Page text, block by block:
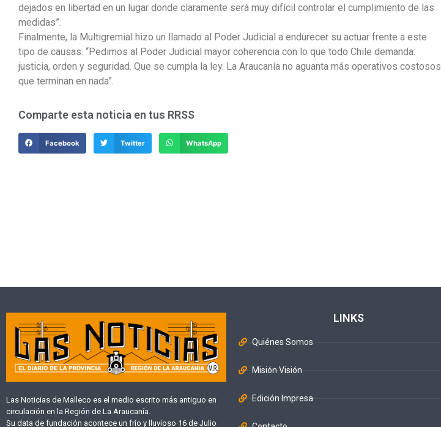
dejados en libertad en un lugar donde claramente será muy difícil controlar el cumplimiento de las
medidas”.
Finalmente, la Multigremial hizo un llamado al Poder Judicial a endurecer su actuar frente a este
tipo de causas. “Pedimos al Poder Judicial mayor coherencia con lo que todo Chile demanda:
justicia, orden y seguridad. Que se cumpla la ley. La Araucanía no aguanta más operativos costosos
que terminan en nada”.
Comparte esta noticia en tus RRSS
Facebook Twitter WhatsApp
Las Noticias de Malleco es el medio escrito más antiguo en
circulación en la Región de La Araucanía.
Su data de fundación acontece un frío y lluvioso 16 de Julio
LINKS
Quiénes Somos
Misión Visión
Edición Impresa